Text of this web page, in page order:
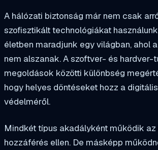
A hálózati biztonság már nem csak
szofisztikált technológiákat
életben maradjunk egy világban, ahol
nem alszanak. A szoftver- és hardver-
megoldások közötti különbség
hogy helyes döntéseket hozz a
védelméről.
Mindkét típus akadályként működik
hozzáférés ellen. De másképp